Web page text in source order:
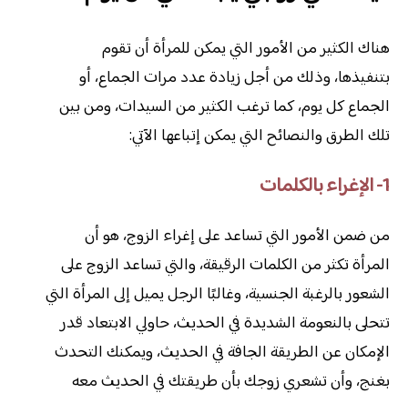
هناك الكثير من الأمور التي يمكن للمرأة أن تقوم
بتنفيذها، وذلك من أجل زيادة عدد مرات الجماع، أو
الجماع كل يوم، كما ترغب الكثير من السيدات، ومن بين
تلك الطرق والنصائح التي يمكن إتباعها الآتي:
1- الإغراء بالكلمات
من ضمن الأمور التي تساعد على إغراء الزوج، هو أن
المرأة تكثر من الكلمات الرقيقة، والتي تساعد الزوج على
الشعور بالرغبة الجنسية، وغالبًا الرجل يميل إلى المرأة التي
تتحلى بالنعومة الشديدة في الحديث، حاولي الابتعاد قدر
الإمكان عن الطريقة الجافة في الحديث، ويمكنك التحدث
بغنج، وأن تشعري زوجك بأن طريقتك في الحديث معه